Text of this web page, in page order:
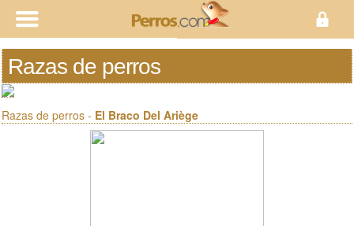
Razas de perros
Razas de perros - El Braco Del Ariège